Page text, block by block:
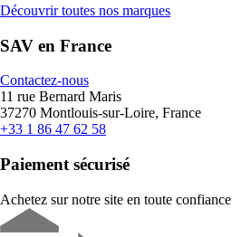
Découvrir toutes nos marques
SAV en France
Contactez-nous
11 rue Bernard Maris
37270 Montlouis-sur-Loire, France
+33 1 86 47 62 58
Paiement sécurisé
Achetez sur notre site en toute confiance